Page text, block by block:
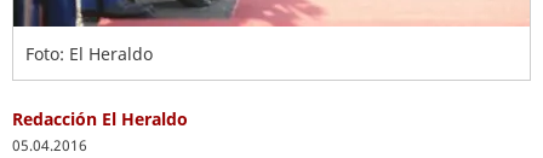
Foto: El Heraldo
Redacción El Heraldo
05.04.2016